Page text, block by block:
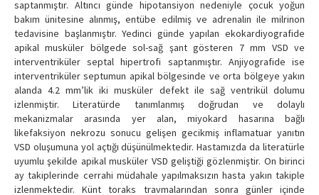
saptanmıştır. Altıncı günde hipotansiyon nedeniyle çocuk yoğun
bakım ünitesine alınmış, entübe edilmiş ve adrenalin ile milrinon
tedavisine başlanmıştır. Yedinci günde yapılan ekokardiyografide
apikal musküler bölgede sol-sağ şant gösteren 7 mm VSD ve
interventriküler septal hipertrofi saptanmıştır. Anjiyografide ise
interventriküler septumun apikal bölgesinde ve orta bölgeye yakın
alanda 4.2 mm’lik iki musküler defekt ile sağ ventrikül dolumu
izlenmiştir. Literatürde tanımlanmış doğrudan ve dolaylı
mekanizmalar arasında yer alan, miyokard hasarına bağlı
likefaksiyon nekrozu sonucu gelişen gecikmiş inflamatuar yanıtın
VSD oluşumuna yol açtığı düşünülmektedir. Hastamızda da literatürle
uyumlu şekilde apikal musküler VSD geliştiği gözlenmiştir. On birinci
ay takiplerinde cerrahi müdahale yapılmaksızın hasta yakın takiple
izlenmektedir. Künt toraks travmalarından sonra günler içinde